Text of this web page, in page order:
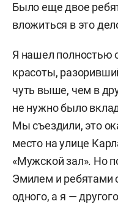
Было еще двое
вложиться в это
Я нашел полностью
красоты,
чуть выше, чем в
не нужно было
Мы съездили, это
место на улице
«Мужской зал». Но
Эмилем и ребятами
одного, а я —